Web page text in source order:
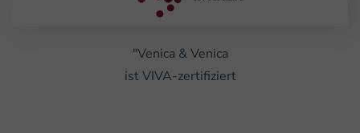
"Venica & Venica
ist VIVA-zertifiziert